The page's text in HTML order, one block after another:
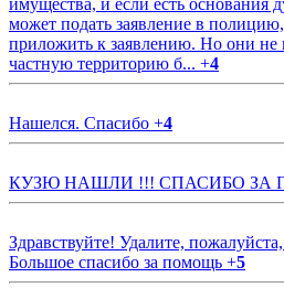
имущества, и если есть основания
может подать заявление в полицию,
приложить к заявлению. Но они не
частную территорию б... +4
Нашелся. Спасибо +4
КУЗЮ НАШЛИ !!! СПАСИБО ЗА
Здравствуйте! Удалите,
Большое спасибо за помощь +5